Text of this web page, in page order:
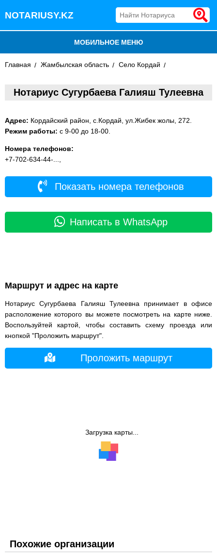
NOTARIUSY.KZ
МОБИЛЬНОЕ МЕНЮ
БЛОГ
ДОБАВИТЬ КОМПАНИЮ
Главная Жамбылская область Село Кордай
Нотариус Сугурбаева Галияш Тулеевна
Адрес: Кордайский район, с.Кордай, ул.Жибек жолы, 272.
Режим работы: с 9-00 до 18-00.
Номера телефонов:
+7-702-634-44-...,
Показать номера телефонов
Написать в WhatsApp
Маршрут и адрес на карте
Нотариус Сугурбаева Галияш Тулеевна принимает в офисе
расположение которого вы можете посмотреть на карте ниже.
Воспользуйтей картой, чтобы составить схему проезда или
кнопкой "Проложить маршрут".
Проложить маршрут
Загрузка карты...
Похожие организации